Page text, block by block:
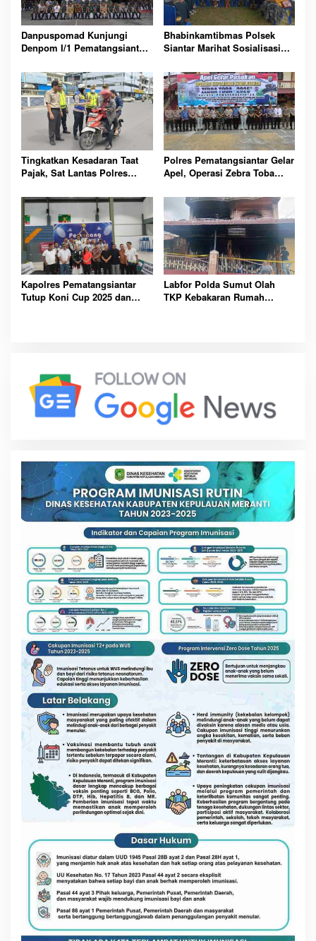
Danpuspomad Kunjungi
Denpom I/1 Pematangsiantar,
dan Sinergi Penegakan
Hukum
Bhabinkamtibmas Polsek
Siantar Marihat Sosialisasi
Masyarakat
Tingkatkan Kesadaran Taat
Pajak, Sat Lantas Polres
Gabungan PKB
Polres Pematangsiantar Gelar
Apel, Operasi Zebra Toba
Lintas
Kapolres Pematangsiantar
Tutup Koni Cup 2025 dan
Labfor Polda Sumut Olah
TKP Kebakaran Rumah